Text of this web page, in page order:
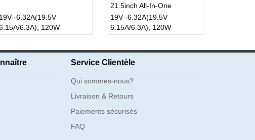
19V--6.32A(19.5V
6.3A), 120W
21.5inch All-In-One
19V--6.32A(19.5V
6.15A/6.3A), 120W
Service Clientèle
Qui sommes-nous?
Livraison & Retours
Paiements sécurisés
FAQ